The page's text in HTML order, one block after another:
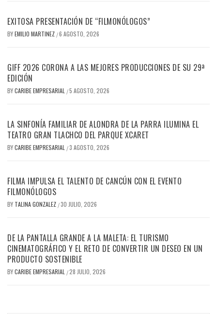
EXITOSA PRESENTACIÓN DE “FILMONÓLOGOS”
BYEMILIO MARTINEZ /6 AGOSTO, 2026
GIFF 2026 CORONA A LAS MEJORES PRODUCCIONES DE SU 29ª
EDICIÓN
BYCARIBE EMPRESARIAL /5 AGOSTO, 2026
LA SINFONÍA FAMILIAR DE ALONDRA DE LA PARRA ILUMINA EL
TEATRO GRAN TLACHCO DEL PARQUE XCARET
BYCARIBE EMPRESARIAL /3 AGOSTO, 2026
FILMA IMPULSA EL TALENTO DE CANCÚN CON EL EVENTO
FILMONÓLOGOS
BY TALINA GONZALEZ /30 JULIO, 2026
DE LA PANTALLA GRANDE A LA MALETA: EL TURISMO
CINEMATOGRÁFICO Y EL RETO DE CONVERTIR UN DESEO EN UN
PRODUCTO SOSTENIBLE
BYCARIBE EMPRESARIAL /28 JULIO, 2026